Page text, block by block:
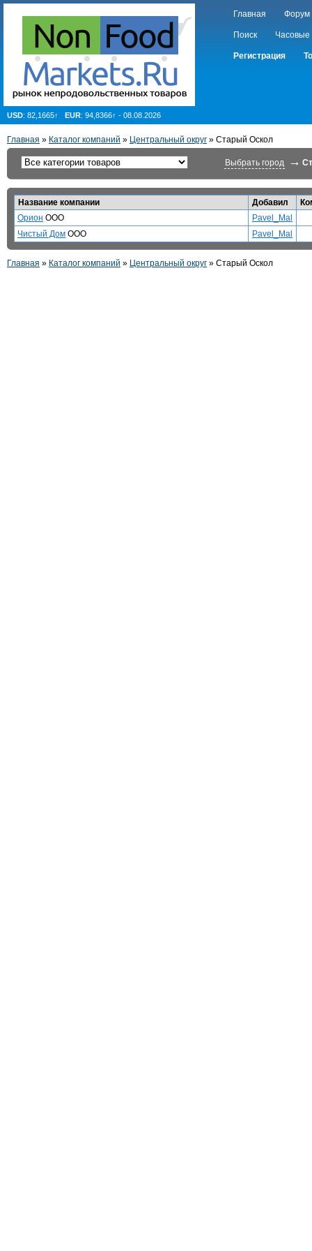
Главная Форум
Поиск Часовые
Регистрация
USD: 82,1665↑ EUR: 94,8366↑ - 08.08.2026
Главная » Каталог компаний » Центральный округ » Старый Оскол
Выбрать город →
Название компании Добавил
Орион ООО
Pavel_Mal
Чистый Дом ООО Pavel_Mal
Главная » Каталог компаний » Центральный округ » Старый Оскол